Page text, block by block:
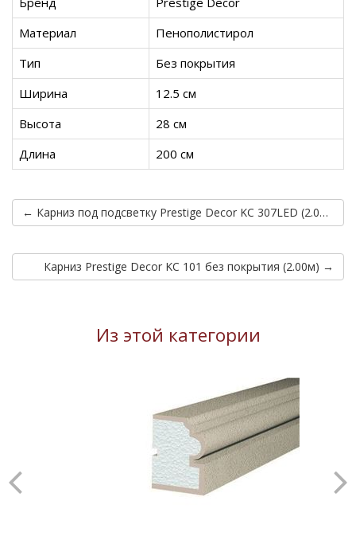
Материал
Пенополистирол
Тип
Без покрытия
Ширина
12.5 см
Высота
28 см
Длина
200 см
← Карниз под подсветку Prestige Decor KC 307LED (2.00м)
Карниз Prestige Decor KC 101 без покрытия (2.00м) →
Из этой категории